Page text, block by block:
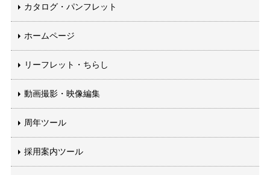
カタログ・パンフレット
ホームページ
リーフレット・ちらし
動画撮影・映像編集
周年ツール
採用案内ツール